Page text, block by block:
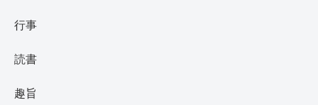
行事
読書
趣旨